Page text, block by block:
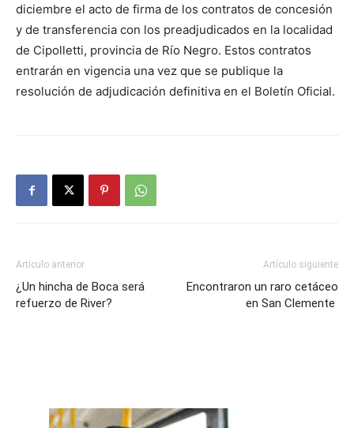
diciembre el acto de firma de los contratos de concesión
y de transferencia con los preadjudicados en la localidad
de Cipolletti, provincia de Río Negro. Estos contratos
entrarán en vigencia una vez que se publique la
resolución de adjudicación definitiva en el Boletín Oficial.
Artículo anterior
¿Un hincha de Boca será
refuerzo de River?
Artículo siguiente
Encontraron un raro cetáceo
en San Clemente